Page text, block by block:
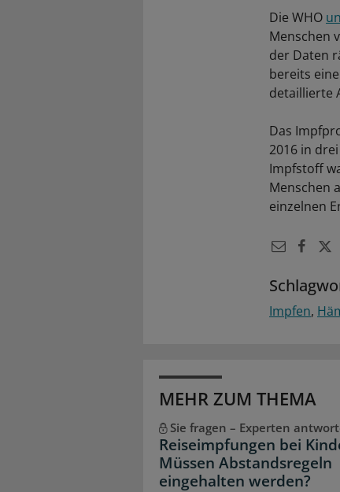
Die WHO
Menschen
der Daten
bereits
detaillierte
Das
2016 in
Impfstoff
Menschen
einzelnen
Impfen
MEHR ZUM THEMA
Sie fragen – Experten
Reiseimpfungen bei
Müssen Abstandsregeln
eingehalten werden?